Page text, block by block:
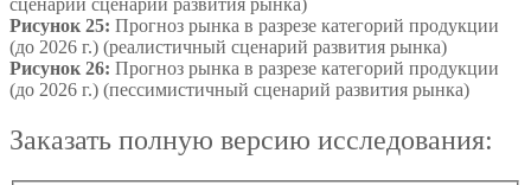
сценарии сценарий развития рынка)
Рисунок 25: Прогноз рынка в разрезе категорий продукции
(до 2026 г.) (реалистичный сценарий развития рынка)
Рисунок 26: Прогноз рынка в разрезе категорий продукции
(до 2026 г.) (пессимистичный сценарий развития рынка)
Заказать полную версию исследования: